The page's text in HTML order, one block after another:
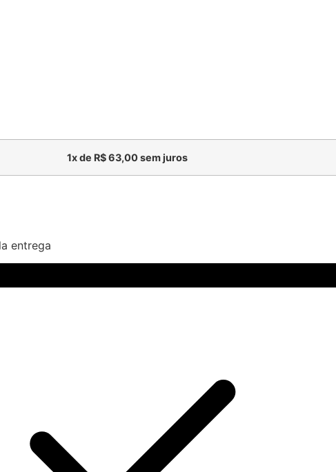
1x de R$63,00sem juros
entrega